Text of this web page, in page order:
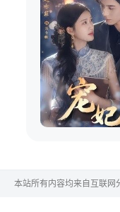
本站所有内容均来自互联网